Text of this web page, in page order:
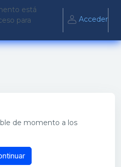
está
para
Acceder
de momento a los